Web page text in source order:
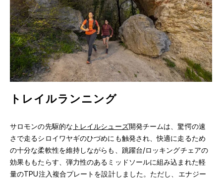
トレイルランニング
サロモンの先駆的な トレイルシューズ開発チームは、驚愕の速
さで走るシロイワヤギのひづめにも触発され、快適に走るため
の十分な柔軟性を維持しながらも、跳躍台/ロッキングチェアの
効果ももたらす、弾力性のあるミッドソールに組み込まれた軽
量のTPU注入複合プレートを設計しました。ただし、エナジー